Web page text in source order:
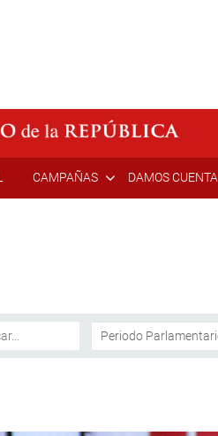
CAMPAÑAS DAMOS CUENTA